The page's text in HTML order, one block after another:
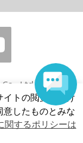
Ltd.
イトの閲覧を続け
意したものとみな
関するポリシーは